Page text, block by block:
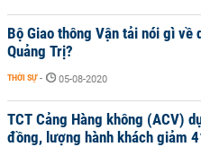
Bộ Giao thông Vận tải nói gì về
Quảng Trị?
THỜI SỰ - 05-08-2020
TCT Cảng Hàng không (ACV)
đồng, lượng hành khách giảm